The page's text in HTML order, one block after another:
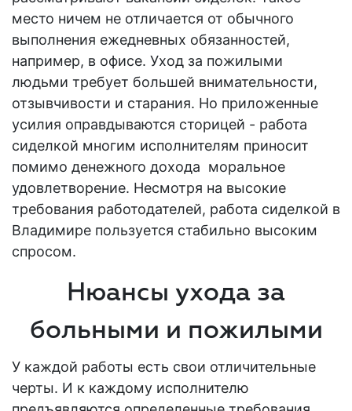
место ничем не отличается от обычного
выполнения ежедневных обязанностей,
например, в офисе. Уход за пожилыми
людьми требует большей внимательности,
отзывчивости и старания. Но приложенные
усилия оправдываются сторицей - работа
сиделкой многим исполнителям приносит
помимо денежного дохода моральное
удовлетворение. Несмотря на высокие
требования работодателей, работа сиделкой в
Владимире пользуется стабильно высоким
спросом.
Нюансы ухода за
больными и пожилыми
У каждой работы есть свои отличительные
черты. И к каждому исполнителю